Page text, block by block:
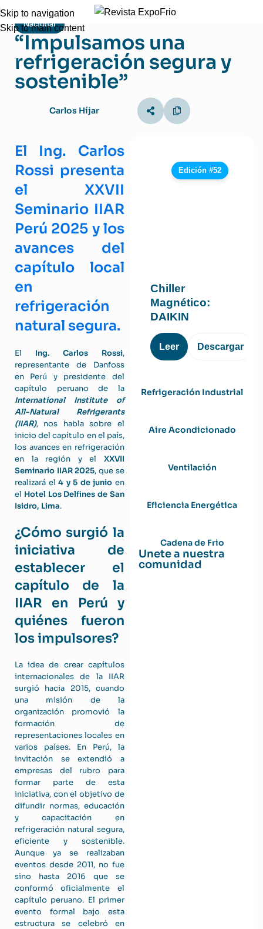
Skip to navigation
Skip to main content
Nacional
“Impulsamos una
refrigeración segura y
sostenible”
Carlos Híjar
El Ing. Carlos
Rossi presenta
el XXVII
Seminario IIAR
Perú 2025 y los
avances del
capítulo local
en
refrigeración
natural segura.
El Ing. Carlos Rossi,
representante de Danfoss
en Perú y presidente del
capítulo peruano de la
International Institute of
All-Natural Refrigerants
(IIAR), nos habla sobre el
inicio del capítulo en el país,
los avances en refrigeración
en la región y el XXVII
Seminario IIAR 2025, que se
realizará el4 y 5 de junio en
el Hotel Los Delfines de San
Isidro, Lima.
¿Cómo surgió la
iniciativa de
establecer el
capítulo de la
IIAR en Perú y
quiénes fueron
los impulsores?
La idea de crear capítulos
internacionales de la IIAR
surgió hacia 2015, cuando
una misión de la
organización promovió la
formación de
representaciones locales en
varios países. En Perú, la
invitación se extendió a
empresas del rubro para
formar parte de esta
iniciativa, con el objetivo de
difundir normas, educación
y capacitación en
refrigeración natural segura,
eficiente y sostenible.
Aunque ya se realizaban
eventos desde 2011, no fue
sino hasta 2016 que se
conformó oficialmente el
capítulo peruano. El primer
evento formal bajo esta
estructura se celebró en
Edición #52
Chiller
Magnético:
DAIKIN
Leer Descargar
Refrigeración Industrial
Aire Acondicionado
Ventilación
Eficiencia Energética
Cadena de Frio
Unete a nuestra
comunidad